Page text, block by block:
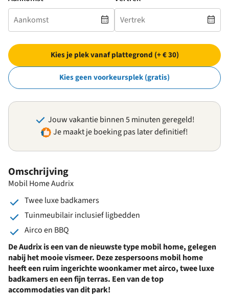
Omschrijving
Mobil Home Audrix
Twee luxe badkamers
Tuinmeubilair inclusief ligbedden
Airco en BBQ
De Audrix is een van de nieuwste type mobil home, gelegen
nabij het mooie vismeer. Deze zespersoons mobil home
heeft een ruim ingerichte woonkamer met airco, twee luxe
badkamers en een fijn terras. Een van de top
accommodaties van dit park!
Kies je plek vanaf plattegrond (+ € 30)
Kies geen voorkeursplek (gratis)
Jouw vakantie binnen 5 minuten geregeld!
Je maakt je boeking pas later definitief!